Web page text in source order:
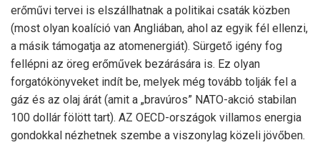
erőművi tervei is elszállhatnak a politikai csaták közben
(most olyan koalíció van Angliában, ahol az egyik fél ellenzi,
a másik támogatja az atomenergiát). Sürgető igény fog
fellépni az öreg erőművek bezárására is. Ez olyan
forgatókönyveket indít be, melyek még tovább tolják fel a
gáz és az olaj árát (amit a „bravúros” NATO-akció stabilan
100 dollár fölött tart). AZ OECD-országok villamos energia
gondokkal nézhetnek szembe a viszonylag közeli jövőben.